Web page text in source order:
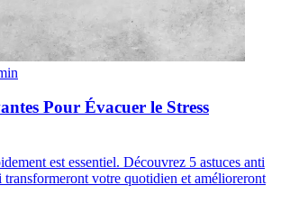
Pour Évacuer le Stress
est essentiel. Découvrez 5 astuces anti
transformeront votre quotidien et amélioreront